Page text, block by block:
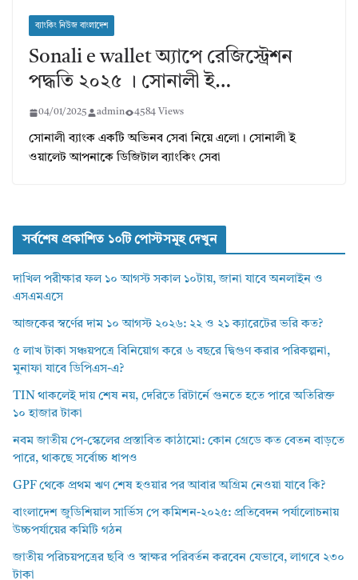
ব্যাংকিং নিউজ বাংলাদেশ
Sonali e wallet অ্যাপে রেজিস্ট্রেশন
পদ্ধতি ২০২৫ । সোনালী ই…
04/01/2025 admin 4584 Views
সোনালী ব্যাংক একটি অভিনব সেবা নিয়ে এলো। সোনালী ই
ওয়ালেট আপনাকে ডিজিটাল ব্যাংকিং সেবা
সর্বশেষ প্রকাশিত ১০টি পোস্টসমূহ দেখুন
দাখিল পরীক্ষার ফল ১০ আগস্ট সকাল ১০টায়, জানা যাবে অনলাইন ও
এসএমএসে
আজকের স্বর্ণের দাম ১০ আগস্ট ২০২৬: ২২ ও ২১ ক্যারেটের ভরি কত?
৫ লাখ টাকা সঞ্চয়পত্রে বিনিয়োগ করে ৬ বছরে দ্বিগুণ করার পরিকল্পনা,
মুনাফা যাবে ডিপিএস-এ?
TIN থাকলেই দায় শেষ নয়, দেরিতে রিটার্নে গুনতে হতে পারে অতিরিক্ত
১০ হাজার টাকা
নবম জাতীয় পে-স্কেলের প্রস্তাবিত কাঠামো: কোন গ্রেডে কত বেতন বাড়তে
পারে, থাকছে সর্বোচ্চ ধাপও
GPF থেকে প্রথম ঋণ শেষ হওয়ার পর আবার অগ্রিম নেওয়া যাবে কি?
বাংলাদেশ জুডিশিয়াল সার্ভিস পে কমিশন-২০২৫: প্রতিবেদন পর্যালোচনায়
উচ্চপর্যায়ের কমিটি গঠন
জাতীয় পরিচয়পত্রের ছবি ও স্বাক্ষর পরিবর্তন করবেন যেভাবে, লাগবে ২৩০
টাকা